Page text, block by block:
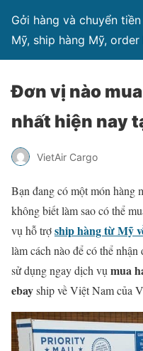
Gởi hàng và chuyển
Mỹ, ship hàng Mỹ,
Đơn vị nào
nhất hiện nay
VietAir Cargo
Bạn đang có một món hàng
không biết làm sao có thể
vụ hỗ trợship hàng từ Mỹ
làm cách nào để có thể
sử dụng ngay dịch vụ mua
ebayship về Việt Nam của